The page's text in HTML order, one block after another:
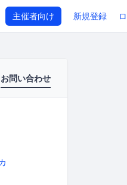
主催者向け 新規登録
お問い合わせ